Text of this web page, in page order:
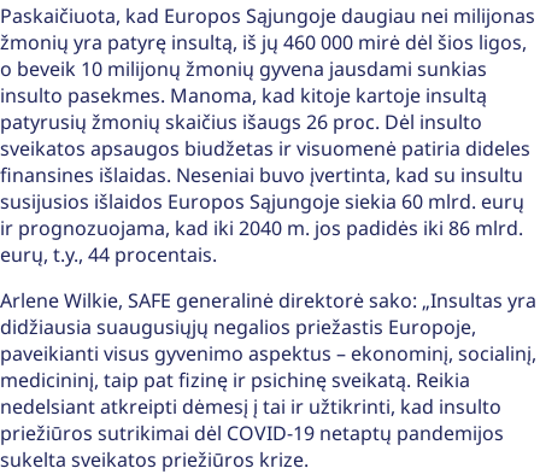
Paskaičiuota, kad Europos Sąjungoje daugiau nei milijonas
žmonių yra patyrę insultą, iš jų 460 000 mirė dėl šios ligos,
o beveik 10 milijonų žmonių gyvena jausdami sunkias
insulto pasekmes. Manoma, kad kitoje kartoje insultą
patyrusių žmonių skaičius išaugs 26 proc. Dėl insulto
sveikatos apsaugos biudžetas ir visuomenė patiria dideles
finansines išlaidas. Neseniai buvo įvertinta, kad su insultu
susijusios išlaidos Europos Sąjungoje siekia 60 mlrd. eurų
ir prognozuojama, kad iki 2040 m. jos padidės iki 86 mlrd.
eurų, t.y., 44 procentais.
Arlene Wilkie, SAFE generalinė direktorė sako: „Insultas yra
didžiausia suaugusiųjų negalios priežastis Europoje,
paveikianti visus gyvenimo aspektus – ekonominį, socialinį,
medicininį, taip pat fizinę ir psichinę sveikatą. Reikia
nedelsiant atkreipti dėmesį į tai ir užtikrinti, kad insulto
priežiūros sutrikimai dėl COVID-19 netaptų pandemijos
sukelta sveikatos priežiūros krize.